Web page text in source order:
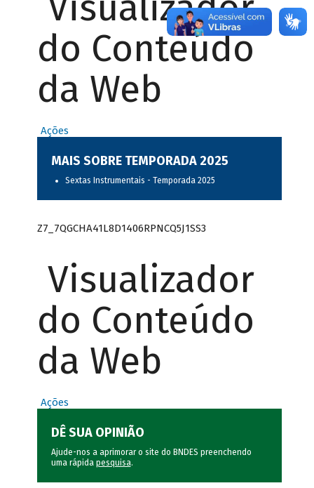
do Conteúdo
da Web
Ações
MAIS SOBRE TEMPORADA 2025
Sextas Instrumentais - Temporada 2025
Z7_7QGCHA41L8D1406RPNCQ5J1SS3
Visualizador
do Conteúdo
da Web
Ações
DÊ SUA OPINIÃO
Ajude-nos a aprimorar o site do BNDES preenchendo
uma rápida pesquisa.